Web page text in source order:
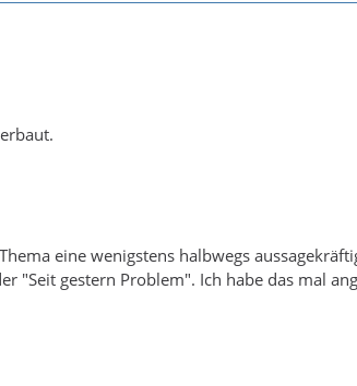
eine wenigstens halbwegs
"Seit gestern Problem". Ich habe das mal